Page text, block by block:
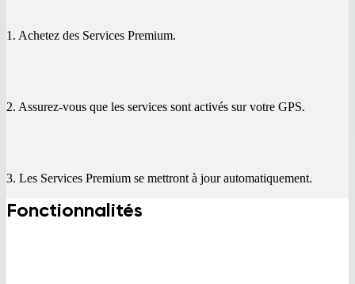
1. Achetez des Services Premium.
2. Assurez-vous que les services sont activés sur votre GPS.
3. Les Services Premium se mettront à jour automatiquement.
Fonctionnalités